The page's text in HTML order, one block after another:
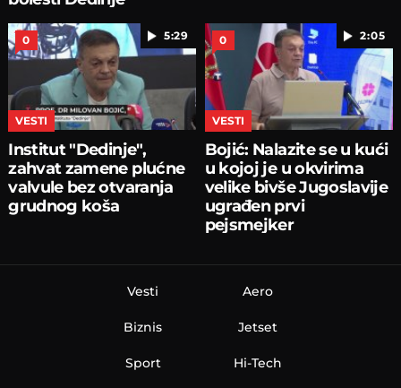
5:29
0
VESTI
Institut "Dedinje",
zahvat zamene plućne
valvule bez otvaranja
grudnog koša
2:05
0
VESTI
Bojić: Nalazite se u kući
u kojoj je u okvirima
velike bivše Jugoslavije
ugrađen prvi
pejsmejker
Vesti
Biznis
Sport
Aero
Jetset
Hi-Tech